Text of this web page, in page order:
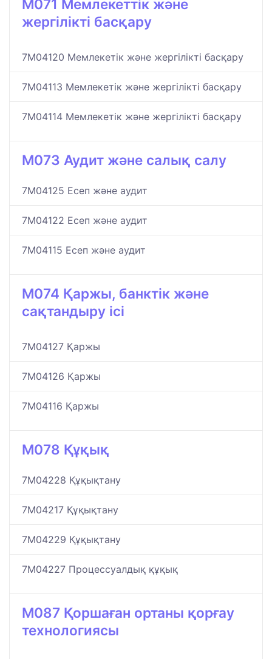
M071 Мемлекеттік және
жергілікті басқару
7M04120 Мемлекетік және жергілікті басқару
7M04113 Мемлекетік және жергілікті басқару
7M04114 Мемлекетік және жергілікті басқару
M073 Аудит және салық салу
7M04125 Есеп және аудит
7M04122 Есеп және аудит
7M04115 Есеп және аудит
M074 Қаржы, банктік және
сақтандыру ісі
7M04127 Қаржы
7M04126 Қаржы
7M04116 Қаржы
M078 Құқық
7M04228 Құқықтану
7M04217 Құқықтану
7M04229 Құқықтану
7M04227 Процессуалдық құқық
M087 Қоршаған ортаны қорғау
технологиясы